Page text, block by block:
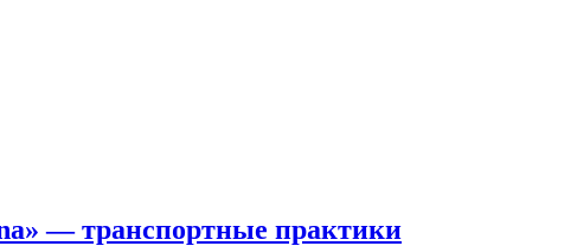
— транспортные практики